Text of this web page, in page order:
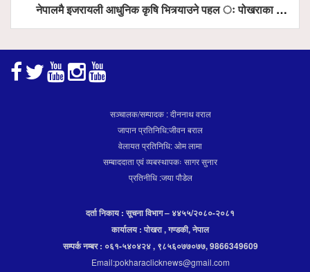
नेपालमै इजरायली आधुनिक कृषि भित्र्याउने पहल ः पोखराका मेयर धनराज आचार्य र इजरायली राजदूतबीच सहकार्य विस्तारको संकेत
सञ्चालक/सम्पादक : दीननाथ वराल
जापान प्रतिनिधि:जीवन बराल
वेलायत प्रतिनिधि: ओम लामा
सम्बाददाता एवं व्यबस्थापकः सागर सुनार
प्रतिनीधि :जया पौडेल
दर्ता निकाय : सूचना विभाग – ४४५५/२०८०-२०८१
कार्यालय : पोखरा , गण्डकी, नेपाल
सम्पर्क नम्बर : ०६१-५४०४२४ , ९८५६०७७०७७, 9866349609
Email:pokharaclicknews@gmail.com